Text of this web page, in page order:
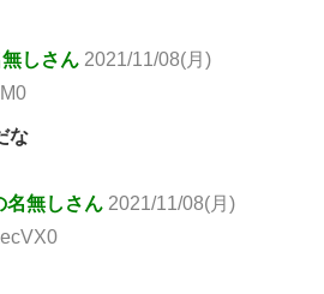
しさん 2021/11/08(月)
な
名無しさん 2021/11/08(月)